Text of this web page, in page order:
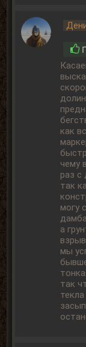
как
чему
раз с
так
могу
а
мы
так